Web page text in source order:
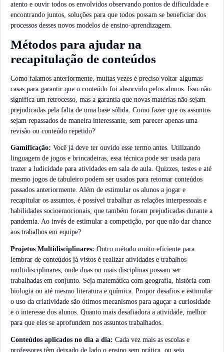
atento e ouvir todos os envolvidos observando pontos de dificuldade e
encontrando juntos, soluções para que todos possam se beneficiar dos
processos desses novos modelos de ensino-aprendizagem.
Métodos para ajudar na
recapitulação de conteúdos
Como falamos anteriormente, muitas vezes é preciso voltar algumas
casas para garantir que o conteúdo foi absorvido pelos alunos. Isso não
significa um retrocesso, mas a garantia que novas matérias não sejam
prejudicadas pela falta de uma base sólida. Como fazer que os assuntos
sejam repassados de maneira interessante, sem parecer apenas uma
revisão ou conteúdo repetido?
Gamificação: Você já deve ter ouvido esse termo antes. Utilizando
linguagem de jogos e brincadeiras, essa técnica pode ser usada para
trazer a ludicidade para atividades em sala de aula. Quizzes, testes e até
mesmo jogos de tabuleiro podem ser usados para retomar conteúdos
passados anteriormente. Além de estimular os alunos a jogar e
recapitular os assuntos, é possível trabalhar as relações interpessoais e
habilidades socioemocionais, que também foram prejudicadas durante a
pandemia. Ao invés de estimular a competição, por que não dar chance
aos trabalhos em equipe?
Projetos Multidisciplinares: Outro método muito eficiente para
lembrar de conteúdos já vistos é realizar atividades e trabalhos
multidisciplinares, onde duas ou mais disciplinas possam ser
trabalhadas em conjunto. Seja matemática com geografia, história com
biologia ou até mesmo literatura e química. Propor desafios e estimular
o uso da criatividade são ótimos mecanismos para aguçar a curiosidade
e o interesse dos alunos. Quanto mais desafiadora a atividade, melhor
para que eles se aprofundem nos assuntos trabalhados.
Conteúdos aplicados no dia a dia: Cada vez mais as escolas e
professores têm deixado de lado o ensino sem prática, ou seja,